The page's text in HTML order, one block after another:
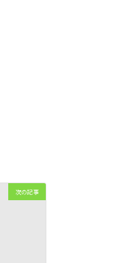
次の記事